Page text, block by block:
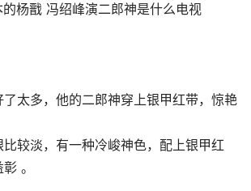
太多，他的二郎神穿上银甲红带，惊艳
较淡，有一种冷峻神色，配上银甲红
。